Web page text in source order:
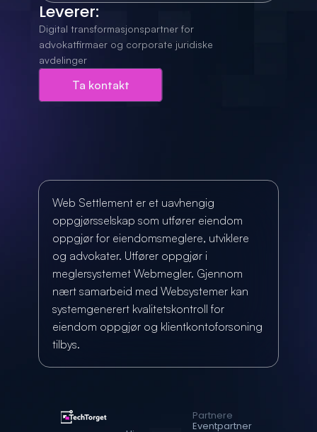
Leverer:
Digital transformasjonspartner for
advokatfirmaer og corporate juridiske
avdelinger
Ta kontakt
Web Settlement er et uavhengig
oppgjørsselskap som utfører eiendom
oppgjør for eiendomsmeglere, utviklere
og advokater. Utfører oppgjør i
meglersystemet Webmegler. Gjennom
nært samarbeid med Websystemer kan
systemgenerert kvalitetskontroll for
eiendom oppgjør og klientkontoforsoning
tilbys.
Partnere
Eventpartner